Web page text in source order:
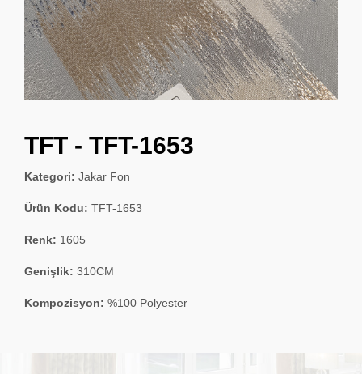
TFT - TFT-1653
Kategori: Jakar Fon
Ürün Kodu: TFT-1653
Renk: 1605
Genişlik: 310CM
Kompozisyon: %100 Polyester